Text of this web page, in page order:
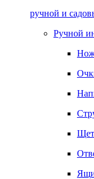
ручной и
Ручной